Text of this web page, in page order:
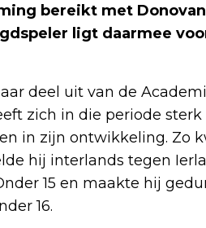
bereikt met
ligt daarmee
deel uit van de
zich in die periode
in zijn ontwikkeling. Zo
hij interlands tegen
15 en maakte hij
16.